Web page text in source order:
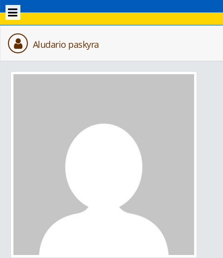
Aludario paskyra